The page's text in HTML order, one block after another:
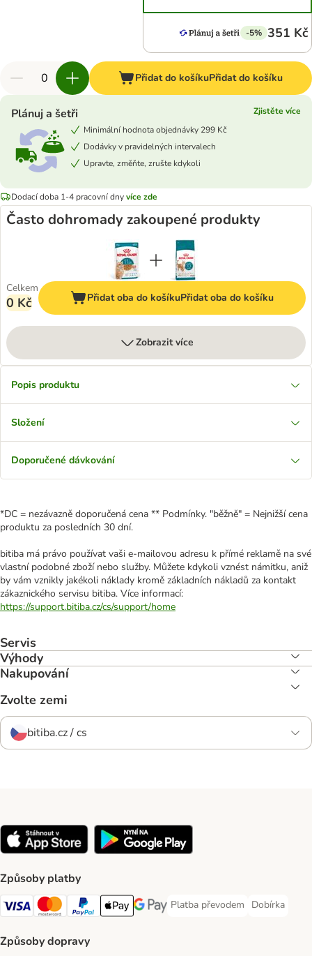
-5% 351 Kč
Přidat do košíkuPřidat do košíku
Plánuj a šetři
Zjistěte více
Minimální hodnota objednávky 299 Kč
Dodávky v pravidelných intervalech
Upravte, změňte, zrušte kdykoli
Dodací doba 1-4 pracovní dnyvíce zde
Často dohromady zakoupené produkty
Celkem
0 Kč Přidat oba do košíkuPřidat oba do košíku
Zobrazit více
Popis produktu
Složení
Doporučené dávkování
*DC = nezávazně doporučená cena ** Podmínky. "běžně" = Nejnižší cena
produktu za posledních 30 dní.
bitiba má právo používat vaši e-mailovou adresu k přímé reklamě na své
vlastní podobné zboží nebo služby. Můžete kdykoli vznést námitku, aniž
by vám vznikly jakékoli náklady kromě základních nákladů za kontakt
zákaznického servisu bitiba. Více informací:
https://support.bitiba.cz/cs/support/home
Servis
Výhody
Nakupování
Zvolte zemi
bitiba.cz / cs
Způsoby platby
Visa Payment Method
mastercard Payment Method
PayPal Payment Method
Apple pay Payment Method
Google Pay Payment Method
Platba převodem
Platba převodem Payment
Dobírka
Dobírka
Způsoby dopravy